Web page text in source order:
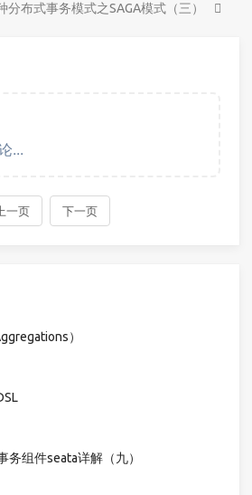
布式事务模式之SAGA模式（三）
）
组件seata详解（九）